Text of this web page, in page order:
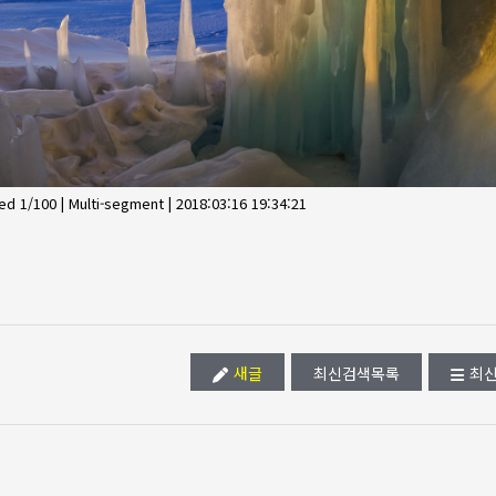
1/100 | Multi-segment | 2018:03:16 19:34:21
새글 최신검색목록 최